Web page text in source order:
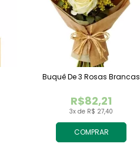
COMPRAR
3x de R$ 27,40
R$82,21
Buquê De 3 Rosas Brancas